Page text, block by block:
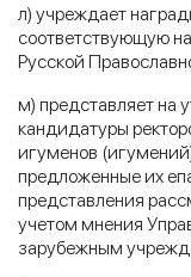
л) учреждает
соответствующую
Русской
м) представляет на
кандидатуры
игуменов
предложенные их
представления
учетом мнения
зарубежным